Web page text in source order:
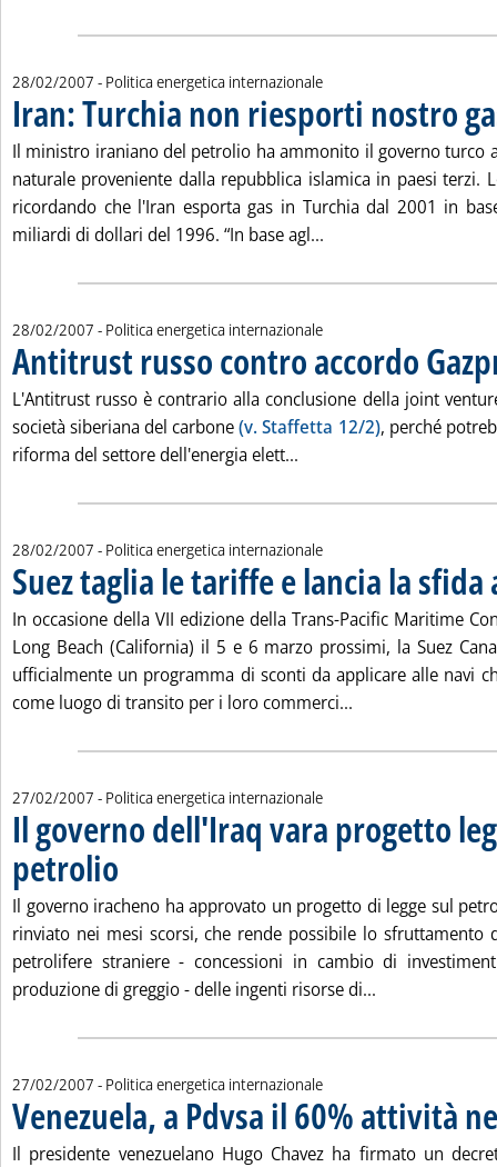
28/02/2007 - Politica energetica internazionale
Iran: Turchia non riesporti nostro
Il ministro iraniano del petrolio ha ammonito il governo turco
naturale proveniente dalla repubblica islamica in paesi terzi.
ricordando che l'Iran esporta gas in Turchia dal 2001 in
miliardi di dollari del 1996. “In base agl...
28/02/2007 - Politica energetica internazionale
Antitrust russo contro accordo
L'Antitrust russo è contrario alla conclusione della joint
società siberiana del carbone(v. Staffetta 12/2), perché
riforma del settore dell'energia elett...
28/02/2007 - Politica energetica internazionale
Suez taglia le tariffe e lancia la sfida
In occasione della VII edizione della Trans-Pacific Maritime
Long Beach (California) il 5 e 6 marzo prossimi, la Suez
ufficialmente un programma di sconti da applicare alle navi
come luogo di transito per i loro commerci...
27/02/2007 - Politica energetica internazionale
Il governo dell'Iraq vara progetto
petrolio . Pubblicata martedì 27 febbraio 2007 alle 15.25.
Il governo iracheno ha approvato un progetto di legge sul
rinviato nei mesi scorsi, che rende possibile lo sfruttamento
petrolifere straniere - concessioni in cambio di
produzione di greggio - delle ingenti risorse di...
27/02/2007 - Politica energetica internazionale
Venezuela, a Pdvsa il 60% attività
Il presidente venezuelano Hugo Chavez ha firmato un